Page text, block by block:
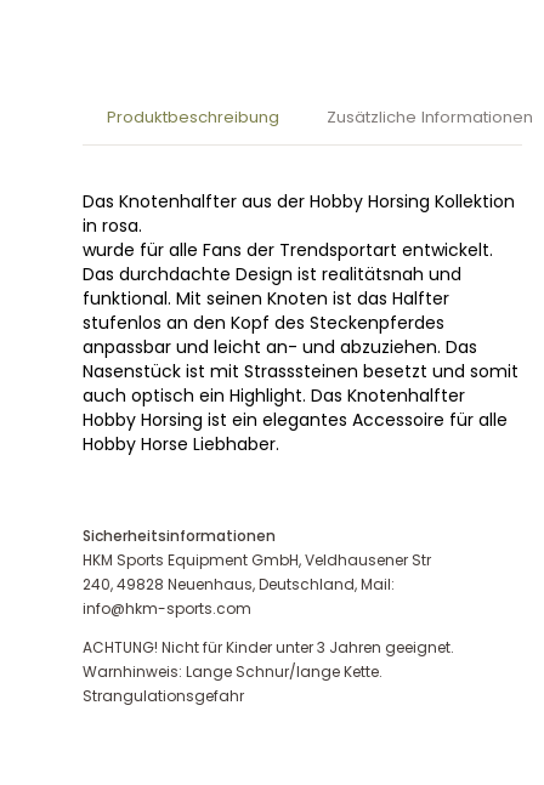
Produktbeschreibung Zusätzliche Informationen
Das Knotenhalfter aus der Hobby Horsing Kollektion
in rosa.
wurde für alle Fans der Trendsportart entwickelt.
Das durchdachte Design ist realitätsnah und
funktional. Mit seinen Knoten ist das Halfter
stufenlos an den Kopf des Steckenpferdes
anpassbar und leicht an- und abzuziehen. Das
Nasenstück ist mit Strasssteinen besetzt und somit
auch optisch ein Highlight. Das Knotenhalfter
Hobby Horsing ist ein elegantes Accessoire für alle
Hobby Horse Liebhaber.
Sicherheitsinformationen
HKM Sports Equipment GmbH, Veldhausener Str
240, 49828 Neuenhaus, Deutschland, Mail:
info@hkm-sports.com
ACHTUNG! Nicht für Kinder unter 3 Jahren geeignet.
Warnhinweis: Lange Schnur/lange Kette.
Strangulationsgefahr